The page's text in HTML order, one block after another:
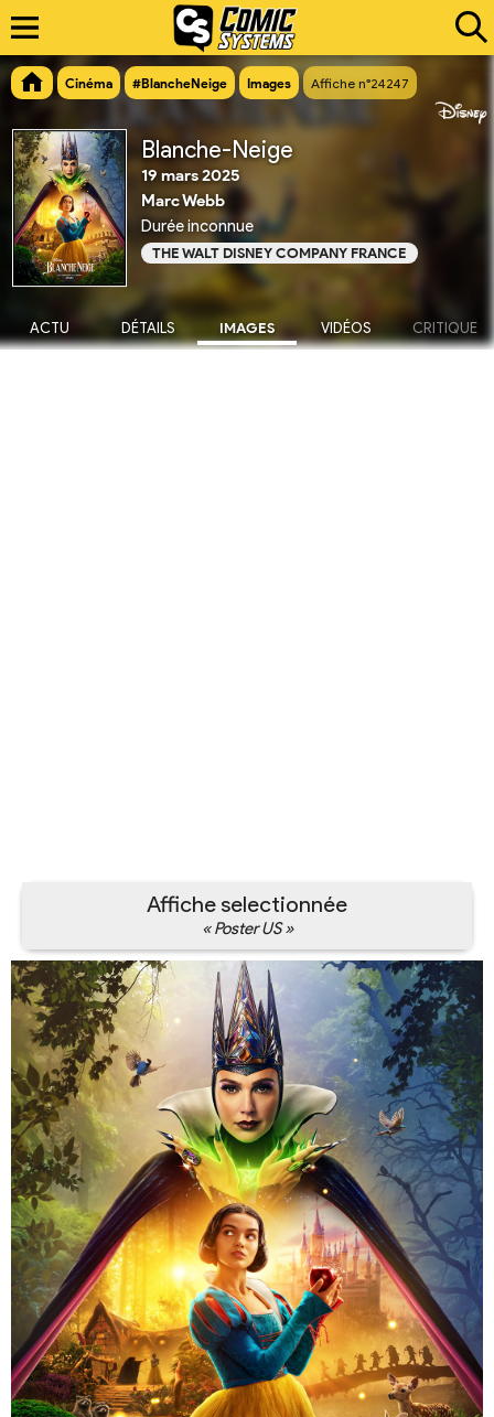
Cinéma #BlancheNeige Images Affiche n°24247
Blanche-Neige
19 mars 2025
Marc Webb
Durée inconnue
THE WALT DISNEY COMPANY FRANCE
ACTU DÉTAILS IMAGES VIDÉOS CRITIQUE
Affiche selectionnée
« Poster US »